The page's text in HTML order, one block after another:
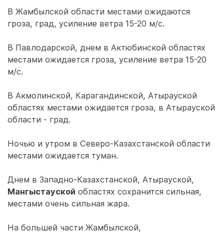
В Жамбылской области местами ожидаются
гроза, град, усиление ветра 15-20 м/с.
В Павлодарской, днем в Актюбинской областях
местами ожидается гроза, усиление ветра 15-20
м/с.
В Акмолинской, Карагандинской, Атырауской
областях местами ожидается гроза, в Атырауской
области - град.
Ночью и утром в Северо-Казахстанской области
местами ожидается туман.
Днем в Западно-Казахстанской, Атырауской,
Мангыстауской областях сохранится сильная,
местами очень сильная жара.
На большей части Жамбылской,